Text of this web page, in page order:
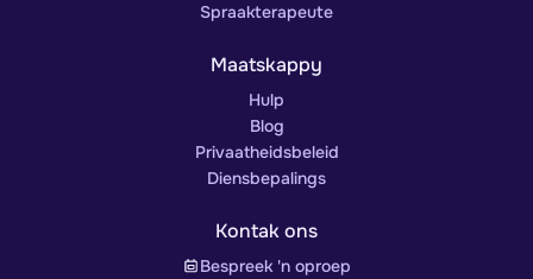
Spraakterapeute
Maatskappy
Hulp
Blog
Privaatheidsbeleid
Diensbepalings
Kontak ons
Bespreek 'n oproep